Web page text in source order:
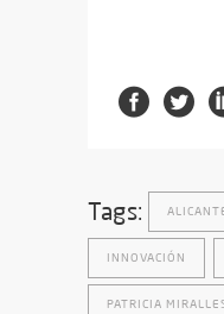
Tags:
INNOVACIÓN
PATRICIA